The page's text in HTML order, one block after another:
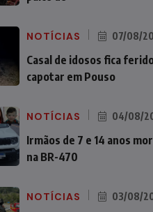
NOTÍCIAS 07/08/
Casal de idosos fica
capotar em Pouso
NOTÍCIAS 04/08/
Irmãos de 7 e 14 anos
na BR-470
NOTÍCIAS 03/08/